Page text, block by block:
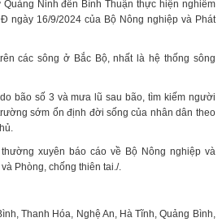
Ninh đến Bình Thuận thực hiện nghiêm
ngày 16/9/2024 của Bộ Nông nghiệp và Phát
các sông ở Bắc Bộ, nhất là hệ thống sông
bão số 3 và mưa lũ sau bão, tìm kiếm người
sớm ổn định đời sống của nhân dân theo
xuyên báo cáo về Bộ Nông nghiệp và
Phòng, chống thiên tai./.
Thanh Hóa, Nghệ An, Hà Tĩnh, Quảng Bình,